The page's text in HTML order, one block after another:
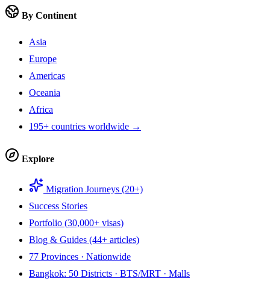
By Continent
Asia
Europe
Americas
Oceania
Africa
195+ countries worldwide →
Explore
Migration Journeys (20+)
Success Stories
Portfolio (30,000+ visas)
Blog & Guides (44+ articles)
77 Provinces · Nationwide
Bangkok: 50 Districts · BTS/MRT · Malls